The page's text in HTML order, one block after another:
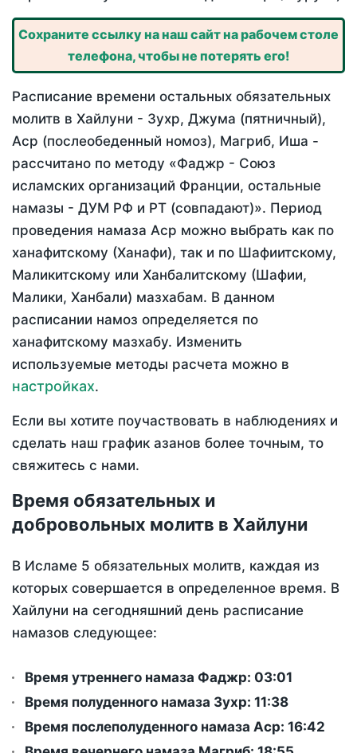
Сохраните ссылку на наш сайт на рабочем столе
телефона, чтобы не потерять его!
Расписание времени остальных обязательных
молитв в Хайлуни - Зухр, Джума (пятничный),
Аср (послеобеденный номоз), Магриб, Иша -
рассчитано по методу «Фаджр - Союз
исламских организаций Франции, остальные
намазы - ДУМ РФ и РТ (совпадают)». Период
проведения намаза Аср можно выбрать как по
ханафитскому (Ханафи), так и по Шафиитскому,
Маликитскому или Ханбалитскому (Шафии,
Малики, Ханбали) мазхабам. В данном
расписании намоз определяется по
ханафитскому мазхабу. Изменить
используемые методы расчета можно в
настройках.
Если вы хотите поучаствовать в наблюдениях и
сделать наш график азанов более точным, то
свяжитесь с нами.
Время обязательных и
добровольных молитв в Хайлуни
В Исламе 5 обязательных молитв, каждая из
которых совершается в определенное время. В
Хайлуни на сегодняшний день расписание
намазов следующее:
Время утреннего намаза Фаджр: 03:01
Время полуденного намаза Зухр: 11:38
Время послеполуденного намаза Аср: 16:42